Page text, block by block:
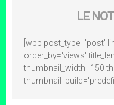
LE
[wpp post_type='post'
order_by='views'
thumbnail_width=150